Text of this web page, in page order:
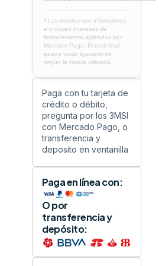
* Los montos son informativos
e incluyen intereses de
financiamiento aplicados por
Mercado Pago. El total final
puede variar ligeramente
según la tarjeta utilizada.
Paga con tu tarjeta de
crédito o débito,
pregunta por los 3MSI
con Mercado Pago, o
transferencia y
deposito en ventanilla
Paga en línea con:
O por
transferencia y
depósito: